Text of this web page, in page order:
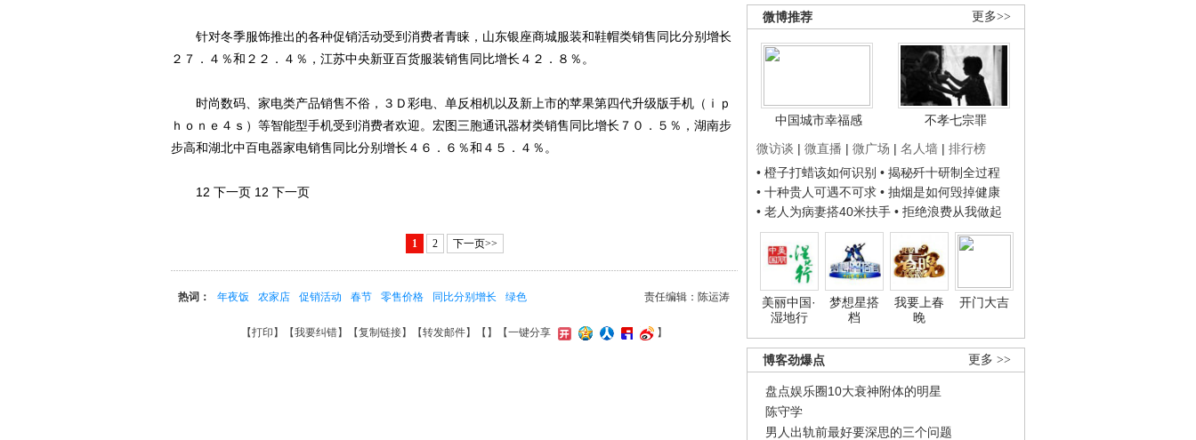
更多>>
微博推荐
中国城市幸福感
不孝七宗罪
微访谈 | 微直播 | 微广场 | 名人墙 | 排行榜
• 橙子打蜡该如何识别 • 揭秘歼十研制全过程
• 十种贵人可遇不可求 • 抽烟是如何毁掉健康
• 老人为病妻搭40米扶手 • 拒绝浪费从我做起
美丽中国·
湿地行
梦想星搭
档
我要上春
晚
开门大吉
更多 >>
博客劲爆点
盘点娱乐圈10大衰神附体的明星
陈守学
男人出轨前最好要深思的三个问题
针对冬季服饰推出的各种促销活动受到消费者青睐，山东银座商城服装和鞋帽类销售同比分别增长
２７．４％和２２．４％，江苏中央新亚百货服装销售同比增长４２．８％。
时尚数码、家电类产品销售不俗，３Ｄ彩电、单反相机以及新上市的苹果第四代升级版手机（ｉｐ
ｈｏｎｅ４ｓ）等智能型手机受到消费者欢迎。宏图三胞通讯器材类销售同比增长７０．５％，湖南步
步高和湖北中百电器家电销售同比分别增长４６．６％和４５．４％。
12 下一页 12 下一页
1 2 下一页>>
责任编辑：陈运涛
热词： 年夜饭 农家店 促销活动 春节 零售价格 同比分别增长 绿色
【打印 】【我要纠错】【复制链接】【转发邮件】【 】 【一键分享 】